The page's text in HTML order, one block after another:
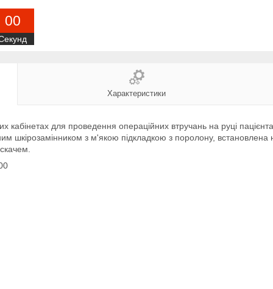
00
Характеристики
кабінетах для проведення операційних втручань на руці
шкірозамінником з м'якою підкладкою з поролону, встановлена